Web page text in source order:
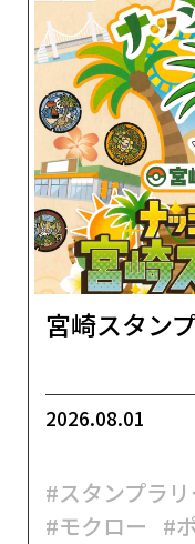
宮崎スタン
2026.08.01
#スタンプラリ
#モクロー #